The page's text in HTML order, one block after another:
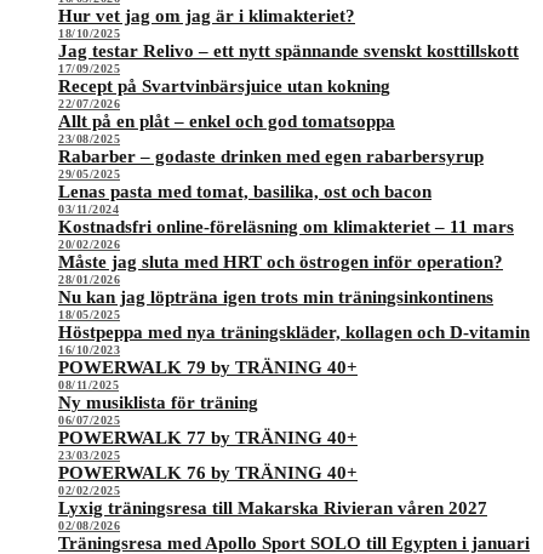
Hur vet jag om jag är i klimakteriet?
18/10/2025
Jag testar Relivo – ett nytt spännande svenskt kosttillskott
17/09/2025
Recept på Svartvinbärsjuice utan kokning
22/07/2026
Allt på en plåt – enkel och god tomatsoppa
23/08/2025
Rabarber – godaste drinken med egen rabarbersyrup
29/05/2025
Lenas pasta med tomat, basilika, ost och bacon
03/11/2024
Kostnadsfri online-föreläsning om klimakteriet – 11 mars
20/02/2026
Måste jag sluta med HRT och östrogen inför operation?
28/01/2026
Nu kan jag löpträna igen trots min träningsinkontinens
18/05/2025
Höstpeppa med nya träningskläder, kollagen och D-vitamin
16/10/2023
POWERWALK 79 by TRÄNING 40+
08/11/2025
Ny musiklista för träning
06/07/2025
POWERWALK 77 by TRÄNING 40+
23/03/2025
POWERWALK 76 by TRÄNING 40+
02/02/2025
Lyxig träningsresa till Makarska Rivieran våren 2027
02/08/2026
Träningsresa med Apollo Sport SOLO till Egypten i januari